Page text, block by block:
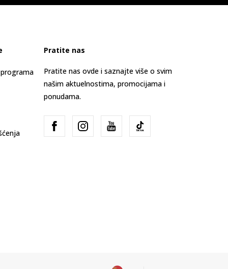
Pratite nas
Pratite nas ovde i saznajte više o svim
našim aktuelnostima, promocijama i
ponudama.